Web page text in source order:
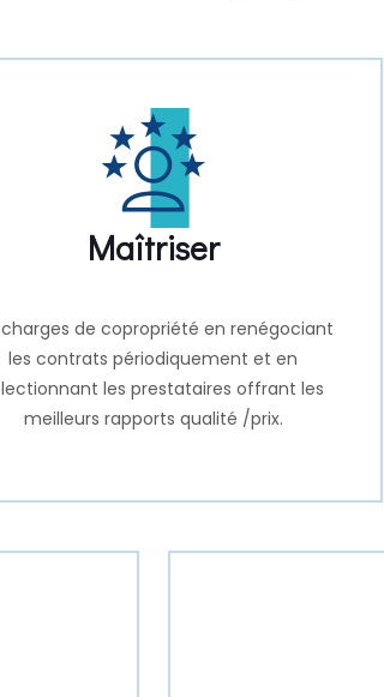
Maîtriser
de copropriété en renégociant
les contrats périodiquement et en
les prestataires offrant les
meilleurs rapports qualité /prix.